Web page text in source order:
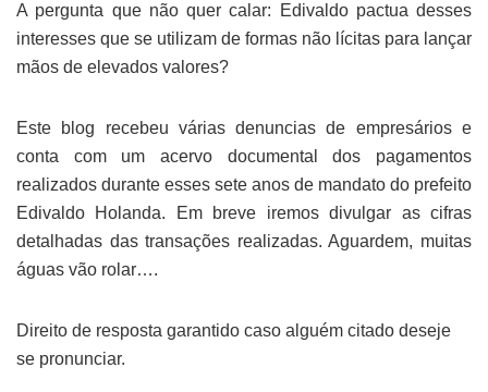
A pergunta que não quer calar: Edivaldo pactua desses
interesses que se utilizam de formas não lícitas para lançar
mãos de elevados valores?
Este blog recebeu várias denuncias de empresários e
conta com um acervo documental dos pagamentos
realizados durante esses sete anos de mandato do prefeito
Edivaldo Holanda. Em breve iremos divulgar as cifras
detalhadas das transações realizadas. Aguardem, muitas
águas vão rolar….
Direito de resposta garantido caso alguém citado deseje
se pronunciar.